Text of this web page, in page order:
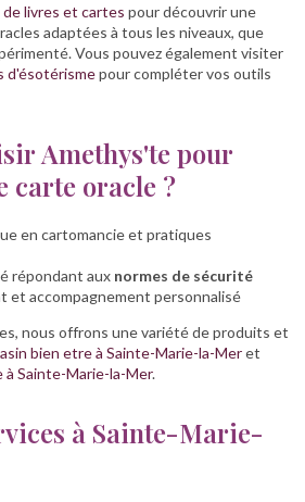
livres et cartes pour découvrir une
adaptées à tous les niveaux, que
Vous pouvez également visiter
d'ésotérismepour compléter vos outils
Amethys'te pour
carte oracle ?
en cartomancie et pratiques
répondant aux normes de sécurité
et accompagnement personnalisé
nous offrons une variété de produits et
bien etre à Sainte-Marie-la-Meret
Sainte-Marie-la-Mer.
à Sainte-Marie-